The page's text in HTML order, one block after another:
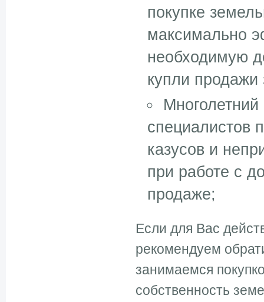
покупке
максимально
необходимую
купли продажи
специалистов
казусов и
при работе с
продаже;
Если для Вас
рекомендуем
занимаемся
собственность